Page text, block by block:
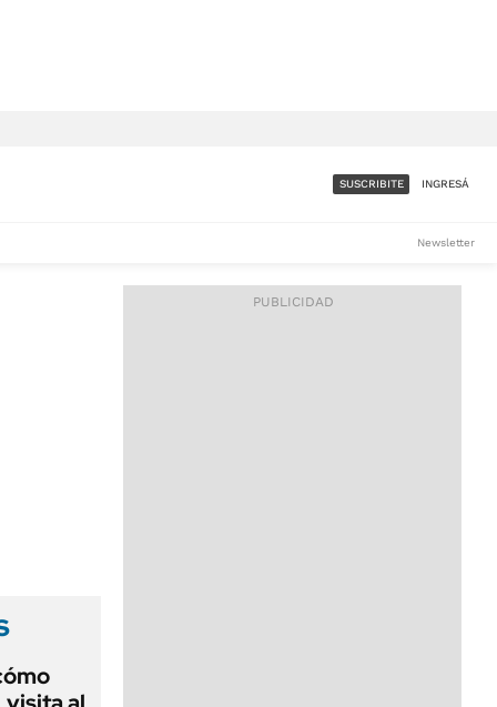
ACCESO FULL - $1.800/MES
SUSCRIBITE INGRESÁ
Newsletter